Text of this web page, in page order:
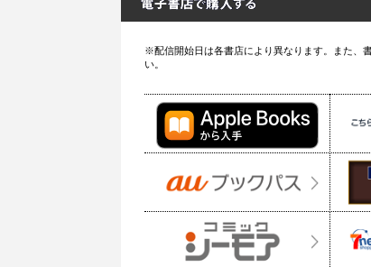
※配信開始日は各書店により異なります。また、
い。